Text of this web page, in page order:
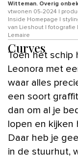
Witteman. Overig
vtwonen 05-2024 |
Inside Homepage |
van Lieshout | fotografie
Lemaire
Curves
Toen het schip
Leonora met
waar alles
een soort
dan om al je
lopen en
Daar heb je
in de stuurhut,